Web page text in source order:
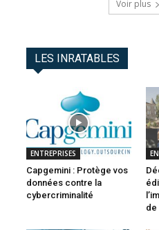
Voir plus
LES INRATABLES
ENTREPRISES
Capgemini : Protège vos
données contre la
cybercriminalité
de